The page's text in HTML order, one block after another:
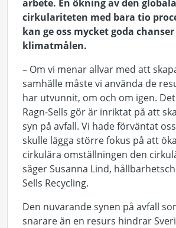
arbete. En ökning av den globala
cirkulariteten med bara tio
kan ge oss mycket goda
klimatmålen.
– Om vi menar allvar med att
samhälle måste vi använda de
har utvunnit, om och om igen.
Ragn-Sells gör är inriktat på att
syn på avfall. Vi hade förväntat
skulle lägga större fokus på att
cirkulära omställningen den
säger Susanna Lind,
Sells Recycling.
Den nuvarande synen på avfall
snarare än en resurs hindrar